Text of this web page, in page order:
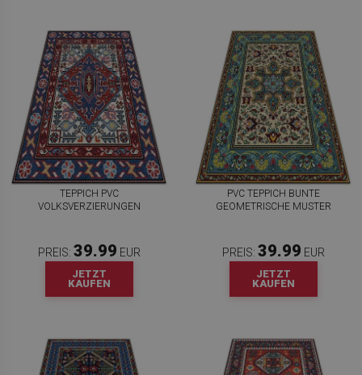
TEPPICH PVC
VOLKSVERZIERUNGEN
PREIS: 39.99 EUR
JETZT
KAUFEN
PVC TEPPICH BUNTE
GEOMETRISCHE MUSTER
PREIS: 39.99 EUR
JETZT
KAUFEN